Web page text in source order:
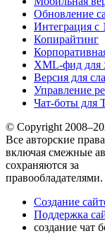
Обновление
Интеграция с
Копирайтинг
XML-фид для
Версия для
Управление
Чат-боты для
© Copyright
Все авторские
включая смежные
сохраняются за
правообладателями.
Создание
Поддержка
создание чат